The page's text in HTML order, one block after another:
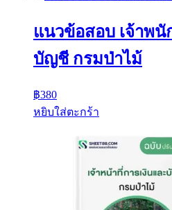
แนวข้อสอบ เจ้าพนั
บัญชี กรมป่าไม้
฿380
หยิบใส่ตะกร้า